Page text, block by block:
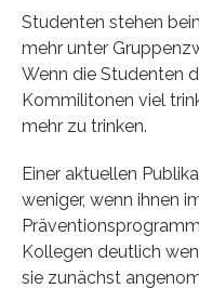
Studenten stehen
mehr unter
Wenn die Studenten
Kommilitonen viel
mehr zu trinken.
Einer aktuellen
weniger, wenn ihnen
Kollegen deutlich
sie zunächst